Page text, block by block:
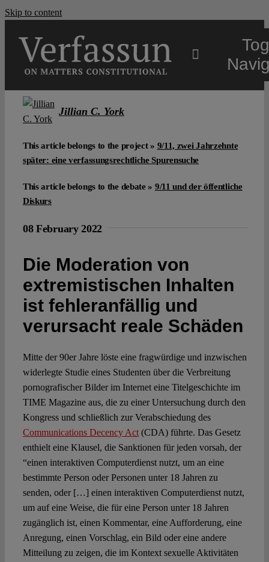
Skip to content
About
Authors
Spotlight
Jillian C. York
This article belongs to the project » 9/11, zwei Jahrzehnte
später: eine verfassungsrechtliche Spurensuche
This article belongs to the debate » 9/11 und der öffentliche
Diskurs
08 February 2022
Die Moderation von
extremistischen Inhalten
ist fehleranfällig und
verursacht reale Schäden
Mitte der 90er Jahre löste eine fragwürdige und inzwischen
widerlegte Studie eines Studenten über die Verbreitung
pornografischer Bilder im Internet eine Titelgeschichte im
TIME Magazine aus, die zu einer Untersuchung durch den
Kongress und schließlich zur Verabschiedung des
Communications Decency Act(CDA) führte. Das Gesetz
enthielt eine Klausel, die Sanktionen für jeden vorsah, der
“einen interaktiven Computerdienst nutzt, um an eine
bestimmte Person oder Personen unter 18 Jahren zu
senden, oder […] einen interaktiven Computerdienst nutzt,
um auf eine Weise, die für eine Person unter 18 Jahren
zugänglich ist, einen Kommentar, eine Aufforderung, eine
Anregung, einen Vorschlag, ein Bild oder eine andere
Mitteilung zu zeigen, die im Kontext sexuelle Aktivitäten